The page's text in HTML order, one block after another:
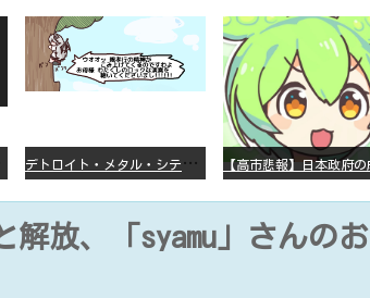
デ
トロイト・メタル・シティー ⇐これ、いまアニメ化したら、えらいことになってたよな？
解放、「syamu」さんのお